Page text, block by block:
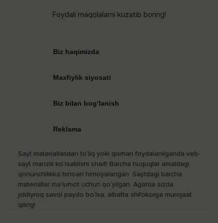
Foydali maqolalarni kuzatib boring!
Biz haqimizda
Maxfiylik siyosati
Biz bilan bog‘lanish
Reklama
Sayt materiallaridan to‘liq yoki qisman foydalanilganda veb-
sayt manzili ko‘rsatilishi shart! Barcha huquqlar amaldagi
qonunchilikka binoan himoyalangan. Saytdagi barcha
materiallar ma’lumot uchun qo‘yilgan. Agarda sizda
jiddiyroq savol paydo bo‘lsa, albatta shifokorga murojaat
qiling!